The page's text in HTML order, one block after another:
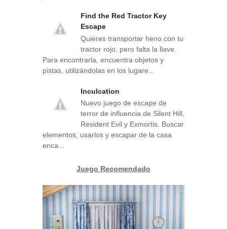
Find the Red Tractor Key
Escape
Quieres transportar heno con tu
tractor rojo, pero falta la llave.
Para encontrarla, encuentra objetos y
pistas, utilizándolas en los lugare...
Inculcation
Nuevo juego de escape de
terror de influencia de Silent Hill,
Resident Evil y Exmortis. Buscar
elementos, usarlos y escapar de la casa
enca...
Juego Recomendado